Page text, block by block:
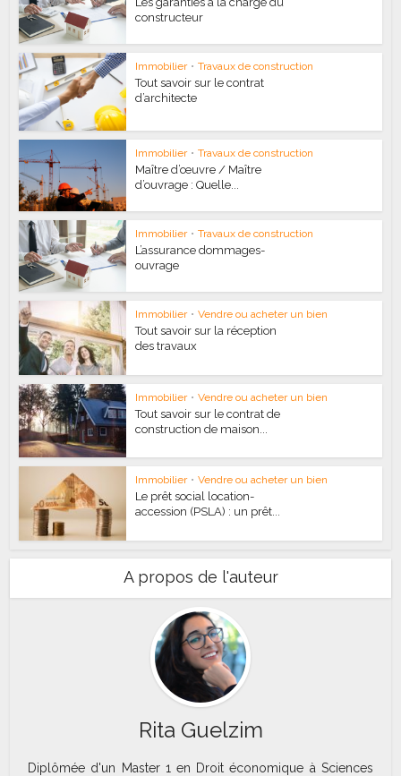
constructeur
Immobilier • Travaux de construction
Tout savoir sur le contrat
d’architecte
Immobilier • Travaux de construction
Maître d’œuvre / Maître
d’ouvrage : Quelle...
Immobilier • Travaux de construction
L’assurance dommages-
ouvrage
Immobilier • Vendre ou acheter un bien
Tout savoir sur la réception
des travaux
Immobilier • Vendre ou acheter un bien
Tout savoir sur le contrat de
construction de maison...
Immobilier • Vendre ou acheter un bien
Le prêt social location-
accession (PSLA) : un prêt...
A propos de l'auteur
Rita Guelzim
Diplômée d'un Master 1 en Droit économique à Sciences